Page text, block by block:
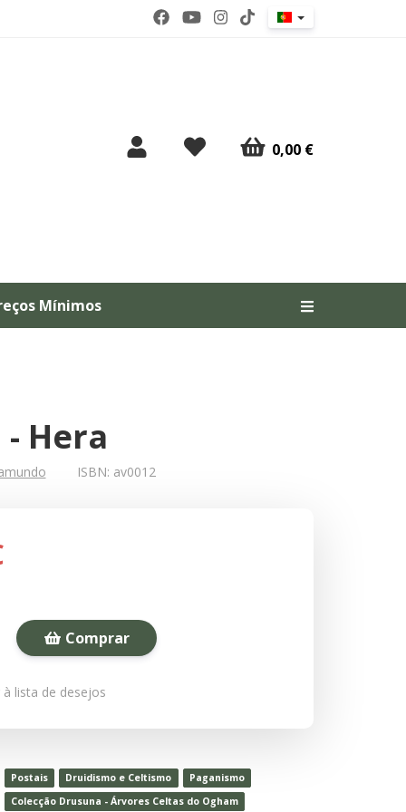
0,00 €
Mínimos
Hera
ISBN: av0012
Comprar
lista de desejos
Postais Druidismo e Celtismo
Paganismo
Colecção Drusuna - Árvores Celtas do Ogham